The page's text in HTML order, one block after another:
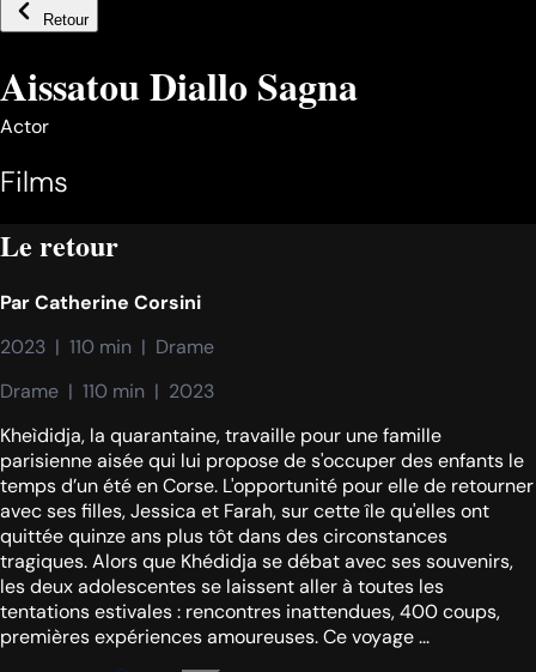
Retour
Aissatou Diallo Sagna
Actor
Films
Le retour
ParCatherine Corsini
2023  |  110 min  |  Drame
Drame  |  110 min  |  2023
Kheìdidja, la quarantaine, travaille pour une famille
parisienne aisée qui lui propose de s'occuper des enfants le
temps d’un été en Corse. L'opportunité pour elle de retourner
avec ses filles, Jessica et Farah, sur cette île qu'elles ont
quittée quinze ans plus tôt dans des circonstances
tragiques. Alors que Khédidja se débat avec ses souvenirs,
les deux adolescentes se laissent aller à toutes les
tentations estivales : rencontres inattendues, 400 coups,
premières expériences amoureuses. Ce voyage ...